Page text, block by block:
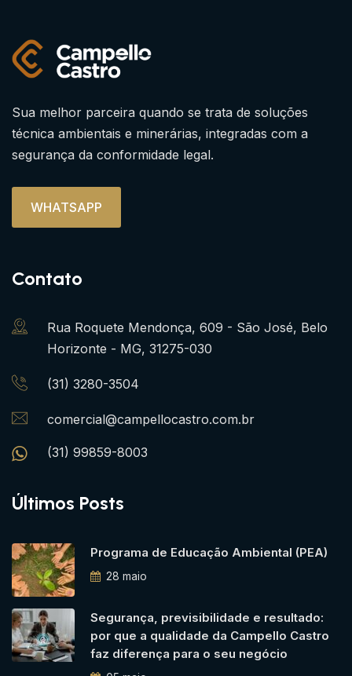
Sua melhor parceira quando se trata de soluções
técnica ambientais e minerárias, integradas com a
segurança da conformidade legal.
WHATSAPP
Contato
Rua Roquete Mendonça, 609 - São José, Belo
Horizonte - MG, 31275-030
(31) 3280-3504
comercial@campellocastro.com.br
(31) 99859-8003
Últimos Posts
Programa de Educação Ambiental (PEA)
28 maio
Segurança, previsibilidade e resultado:
por que a qualidade da Campello Castro
faz diferença para o seu negócio